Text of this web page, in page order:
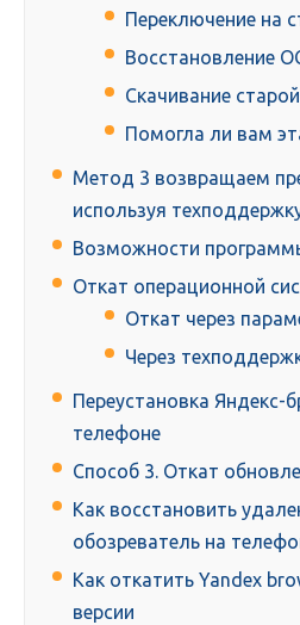
Переключение на
Восстановление
Скачивание
Помогла ли вам
Метод 3 возвращаем
используя
Возможности
Откат операционной
Откат через
Через
Переустановка Яндекс-
телефоне
Способ 3. Откат
Как восстановить
обозреватель на
Как откатить Yandex
версии